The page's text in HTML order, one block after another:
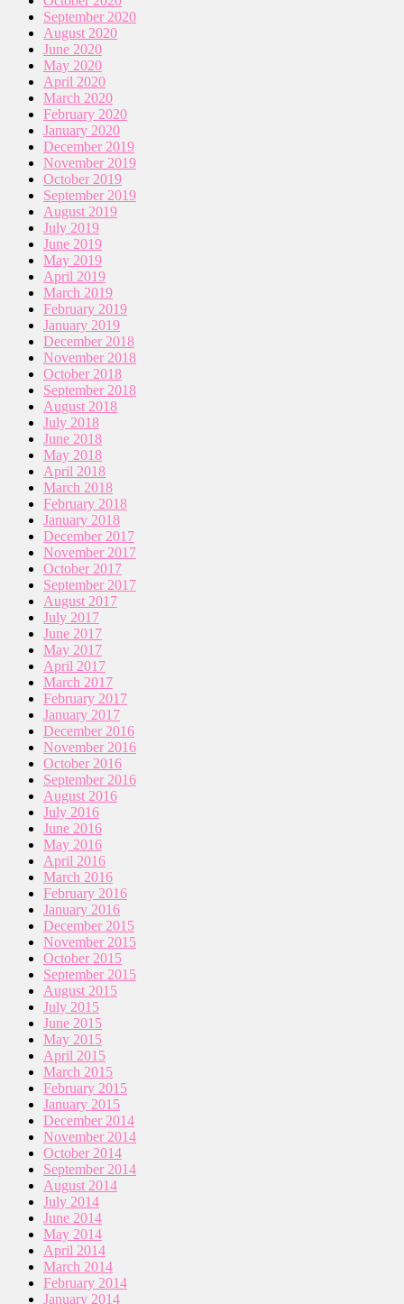
September 2020
August 2020
June 2020
May 2020
April 2020
March 2020
February 2020
January 2020
December 2019
November 2019
October 2019
September 2019
August 2019
July 2019
June 2019
May 2019
April 2019
March 2019
February 2019
January 2019
December 2018
November 2018
October 2018
September 2018
August 2018
July 2018
June 2018
May 2018
April 2018
March 2018
February 2018
January 2018
December 2017
November 2017
October 2017
September 2017
August 2017
July 2017
June 2017
May 2017
April 2017
March 2017
February 2017
January 2017
December 2016
November 2016
October 2016
September 2016
August 2016
July 2016
June 2016
May 2016
April 2016
March 2016
February 2016
January 2016
December 2015
November 2015
October 2015
September 2015
August 2015
July 2015
June 2015
May 2015
April 2015
March 2015
February 2015
January 2015
December 2014
November 2014
October 2014
September 2014
August 2014
July 2014
June 2014
May 2014
April 2014
March 2014
February 2014
January 2014